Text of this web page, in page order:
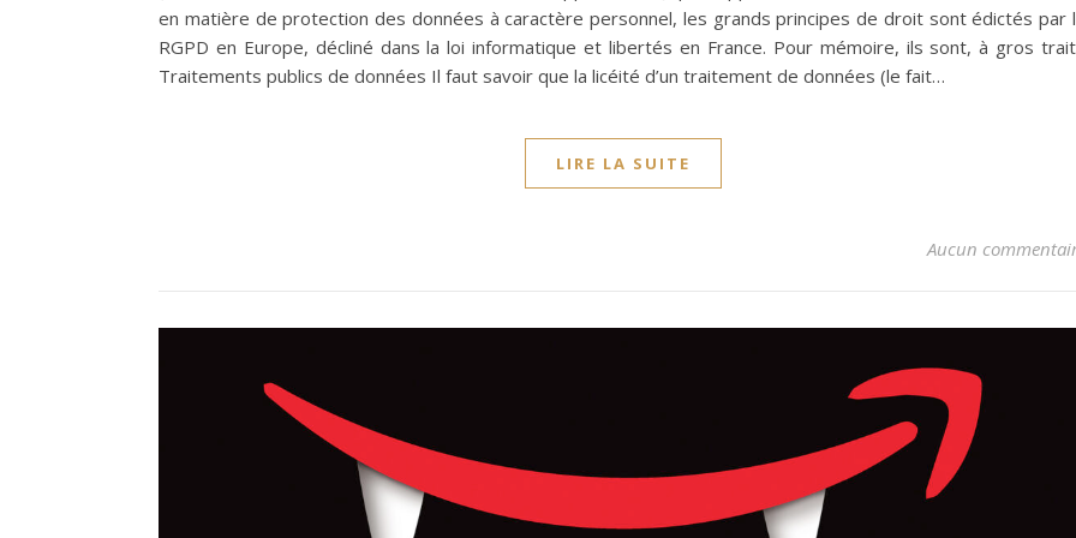
en matière de protection des données à caractère personnel, les grands principes de droit sont édictés par
RGPD en Europe, décliné dans la loi informatique et libertés en France. Pour mémoire, ils sont, à gros
Traitements publics de données Il faut savoir que la licéité d’un traitement de données (le fait…
LIRE LA SUITE
Aucun